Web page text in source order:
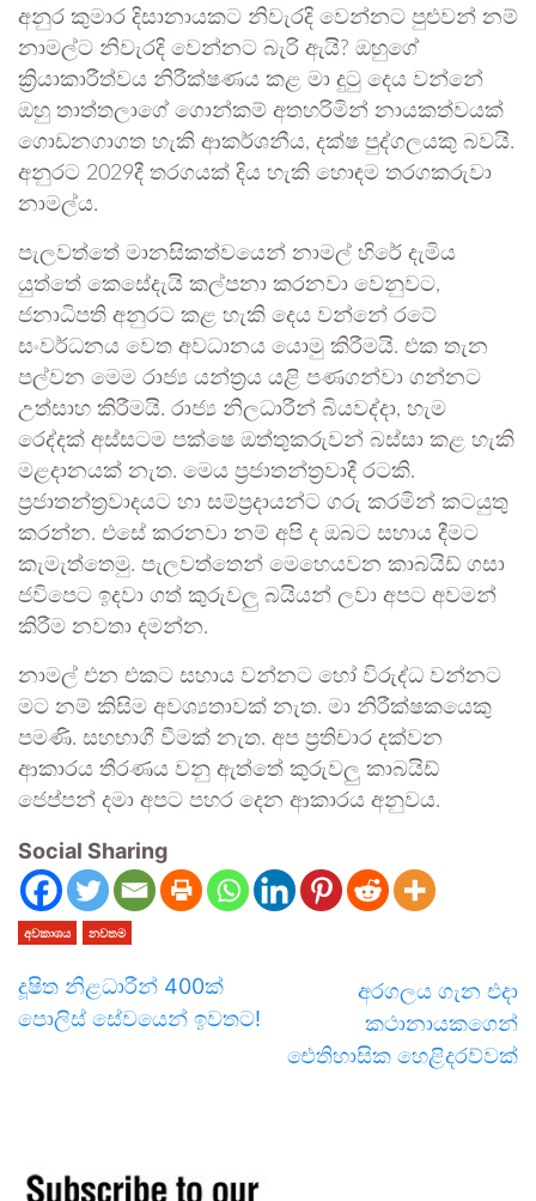
අනුර කුමාර දිසානායකට නිවැරදි වෙන්නට පුළුවන් නම්
නාමල්ට නිවැරදි වෙන්නට බැරි ඇයි? ඔහුගේ
ක්‍රියාකාරීත්වය නිරීක්ෂණය කළ මා දුටු දෙය වන්නේ
ඔහු තාත්තලාගේ ගොන්කම් අතහරිමින් නායකත්වයක්
ගොඩනගාගත හැකි ආකර්ශනීය, දක්ෂ පුද්ගලයකු බවයි.
අනුරට 2029දී තරගයක් දිය හැකි හොඳම තරගකරුවා
නාමල්ය.
පැලවත්තේ මානසිකත්වයෙන් නාමල් හිරේ දැමිය
යුත්තේ කෙසේදැයි කල්පනා කරනවා වෙනුවට,
ජනාධිපති අනුරට කළ හැකි දෙය වන්නේ රටේ
සංවර්ධනය වෙත අවධානය යොමු කිරීමයි. එක තැන
පල්වන මෙම රාජ්‍ය යන්ත්‍රය යළි පණගන්වා ගන්නට
උත්සාහ කිරීමයි. රාජ්‍ය නිලධාරීන් බියවද්දා, හැම
රෙද්දක් අස්සටම පක්ෂෙ ඔත්තුකරුවන් බස්සා කළ හැකි
මළදානයක් නැත. මෙය ප්‍රජාතන්ත්‍රවාදී රටකි.
ප්‍රජාතන්ත්‍රවාදයට හා සම්ප්‍රදායන්ට ගරු කරමින් කටයුතු
කරන්න. එසේ කරනවා නම් අපි ද ඔබට සහාය දීමට
කැමැත්තෙමු. පැලවත්තෙන් මෙහෙයවන කාබයිඩ් ගසා
ජවිපෙට ඉදවා ගත් කුරුවලු බයියන් ලවා අපට අවමන්
කිරීම නවතා දමන්න.
නාමල් එන එකට සහාය වන්නට හෝ විරුද්ධ වන්නට
මට නම් කිසිම අවශ්‍යතාවක් නැත. මා නිරීක්ෂකයෙකු
පමණි. සහභාගී වීමක් නැත. අප ප්‍රතිචාර දක්වන
ආකාරය තීරණය වනු ඇත්තේ කුරුවලු කාබයිඩ්
ජෙප්පන් දමා අපට පහර දෙන ආකාරය අනුවය.
Social Sharing
අවකාශය නවතම
දූෂිත නිළධාරීන් 400ක්
පොලිස් සේවයෙන් ඉවතට!
අරගලය ගැන එදා
කථානායකගෙන්
ඓතිහාසික හෙළිදරව්වක්